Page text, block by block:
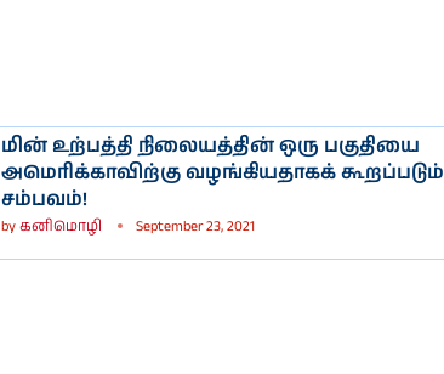
மின் உற்பத்தி நிலையத்தின் ஒரு பகுதியை
அமெரிக்காவிற்கு வழங்கியதாகக் கூறப்படும்
சம்பவம்!
byகனிமொழி September 23, 2021